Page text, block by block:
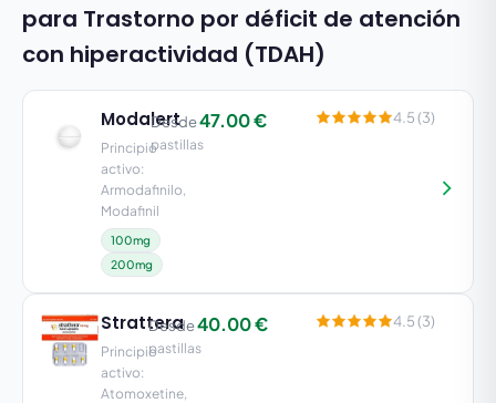
para Trastorno por déficit de atención
con hiperactividad (TDAH)
Strattera
Principio
activo:
Atomoxetine,
Desde40.00 €
pastillas
4.5 (3)
Modalert
Principio
activo:
Armodafinilo,
Modafinil
100mg
200mg
Desde47.00 €
pastillas
4.5 (3)